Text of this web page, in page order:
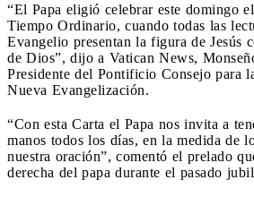
“El Papa eligió celebrar este domingo
Tiempo Ordinario, cuando todas las
Evangelio presentan la figura de Jesús
de Dios”, dijo a Vatican News,
Presidente del Pontificio Consejo para
Nueva Evangelización.
“Con esta Carta el Papa nos invita a
manos todos los días, en la medida de
nuestra oración”, comentó el prelado
derecha del papa durante el pasado